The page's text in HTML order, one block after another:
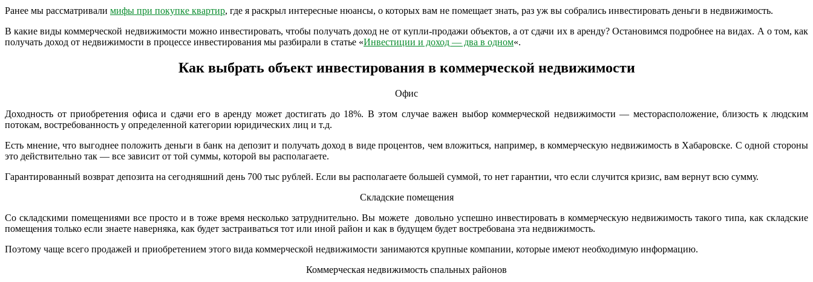
Ранее мы рассматривали мифы при покупке квартир, где я раскрыл интересные нюансы, о которых вам не помещает знать, раз уж вы собрались инвестировать деньги в недвижимость.
В какие виды коммерческой недвижимости можно инвестировать, чтобы получать доход не от купли-продажи объектов, а от сдачи их в аренду? Остановимся подробнее на видах. А о том, как
получать доход от недвижимости в процессе инвестирования мы разбирали в статье «Инвестиции и доход — два в одном«.
Как выбрать объект инвестирования в коммерческой недвижимости
Офис
Доходность от приобретения офиса и сдачи его в аренду может достигать до 18%. В этом случае важен выбор коммерческой недвижимости — месторасположение, близость к людским
потокам, востребованность у определенной категории юридических лиц и т.д.
Есть мнение, что выгоднее положить деньги в банк на депозит и получать доход в виде процентов, чем вложиться, например, в коммерческую недвижимость в Хабаровске. С одной стороны
это действительно так — все зависит от той суммы, которой вы располагаете.
Гарантированный возврат депозита на сегодняшний день 700 тыс рублей. Если вы располагаете большей суммой, то нет гарантии, что если случится кризис, вам вернут всю сумму.
Складские помещения
Со складскими помещениями все просто и в тоже время несколько затруднительно. Вы можете довольно успешно инвестировать в коммерческую недвижимость такого типа, как складские
помещения только если знаете наверняка, как будет застраиваться тот или иной район и как в будущем будет востребована эта недвижимость.
Поэтому чаще всего продажей и приобретением этого вида коммерческой недвижимости занимаются крупные компании, которые имеют необходимую информацию.
Коммерческая недвижимость спальных районов